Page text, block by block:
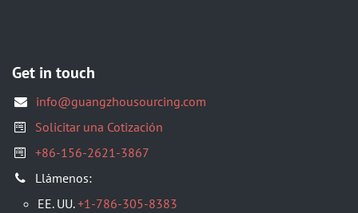
Get in touch
info@guangzhousourcing.com
Solicitar una Cotización
+86-156-2621-3867
Llámenos:
EE. UU.+1-786-305-8383